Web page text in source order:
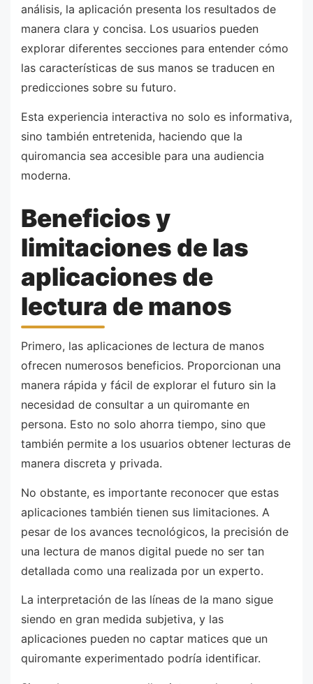
análisis, la aplicación presenta los resultados de
manera clara y concisa. Los usuarios pueden
explorar diferentes secciones para entender cómo
las características de sus manos se traducen en
predicciones sobre su futuro.
Esta experiencia interactiva no solo es informativa,
sino también entretenida, haciendo que la
quiromancia sea accesible para una audiencia
moderna.
Beneficios y
limitaciones de las
aplicaciones de
lectura de manos
Primero, las aplicaciones de lectura de manos
ofrecen numerosos beneficios. Proporcionan una
manera rápida y fácil de explorar el futuro sin la
necesidad de consultar a un quiromante en
persona. Esto no solo ahorra tiempo, sino que
también permite a los usuarios obtener lecturas de
manera discreta y privada.
No obstante, es importante reconocer que estas
aplicaciones también tienen sus limitaciones. A
pesar de los avances tecnológicos, la precisión de
una lectura de manos digital puede no ser tan
detallada como una realizada por un experto.
La interpretación de las líneas de la mano sigue
siendo en gran medida subjetiva, y las
aplicaciones pueden no captar matices que un
quiromante experimentado podría identificar.